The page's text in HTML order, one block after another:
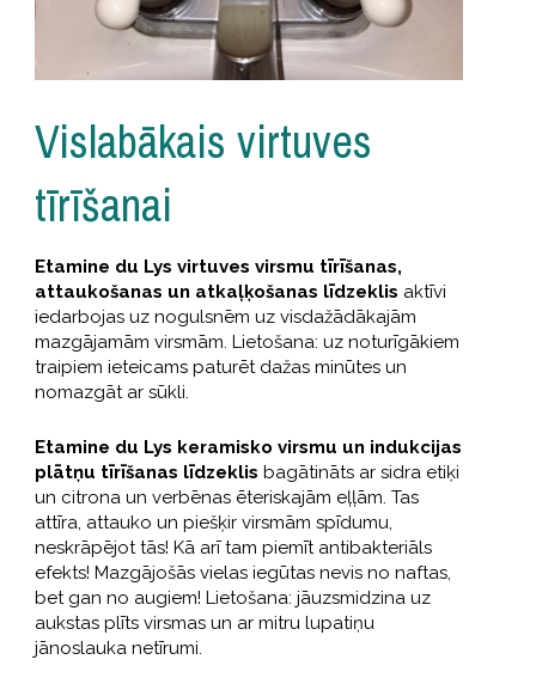
Vislabākais virtuves
tīrīšanai
Etamine du Lys virtuves virsmu tīrīšanas,
attaukošanas un atkaļķošanas līdzeklis aktīvi
iedarbojas uz nogulsnēm uz visdažādākajām
mazgājamām virsmām. Lietošana: uz noturīgākiem
traipiem ieteicams paturēt dažas minūtes un
nomazgāt ar sūkli.
Etamine du Lys keramisko virsmu un indukcijas
plātņu tīrīšanas līdzeklis bagātināts ar sidra etiķi
un citrona un verbēnas ēteriskajām eļļām. Tas
attīra, attauko un piešķir virsmām spīdumu,
neskrāpējot tās! Kā arī tam piemīt antibakteriāls
efekts! Mazgājošās vielas iegūtas nevis no naftas,
bet gan no augiem! Lietošana: jāuzsmidzina uz
aukstas plīts virsmas un ar mitru lupatiņu
jānoslauka netīrumi.